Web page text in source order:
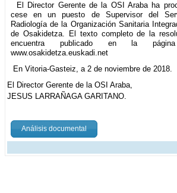
El Director Gerente de la OSI Araba ha
cese en un puesto de Supervisor del
Radiología de la Organización Sanitaria
de Osakidetza. El texto completo de la
encuentra publicado en la
www.osakidetza.euskadi.net
En Vitoria-Gasteiz, a 2 de noviembre de 2018.
El Director Gerente de la OSI Araba,
JESUS LARRAÑAGA GARITANO.
Análisis documental